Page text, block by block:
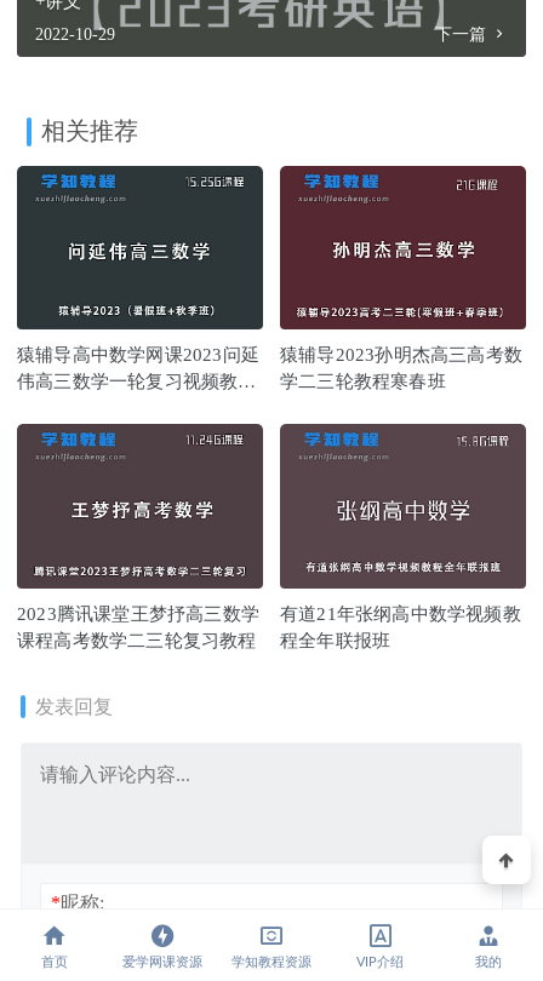
2022-10-29 下一篇
相关推荐
猿辅导高中数学网课2023问延
伟高三数学一轮复习视频教程
猿辅导2023孙明杰高三高考数
学二三轮教程寒春班
2023腾讯课堂王梦抒高三数学
课程高考数学二三轮复习教程
有道21年张纲高中数学视频教
程全年联报班
发表回复
*昵称:
*邮箱:
首页 爱学网课资源 学知教程资源 VIP介绍 我的